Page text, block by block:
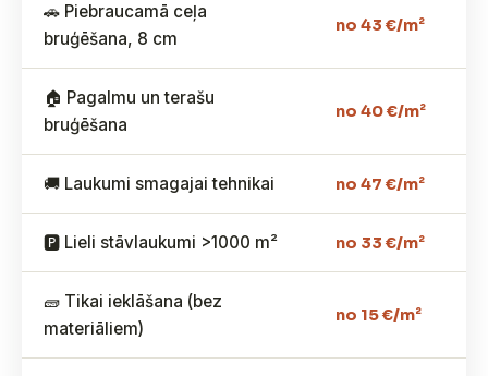
🚗 Piebraucamā ceļa
bruģēšana, 8 cm
no 43 €/m²
🏠 Pagalmu un terašu
bruģēšana
no 40 €/m²
🚚 Laukumi smagajai tehnikai no 47 €/m²
🅿️ Lieli stāvlaukumi >1000 m² no 33 €/m²
🧱 Tikai ieklāšana (bez
materiāliem)
no 15 €/m²